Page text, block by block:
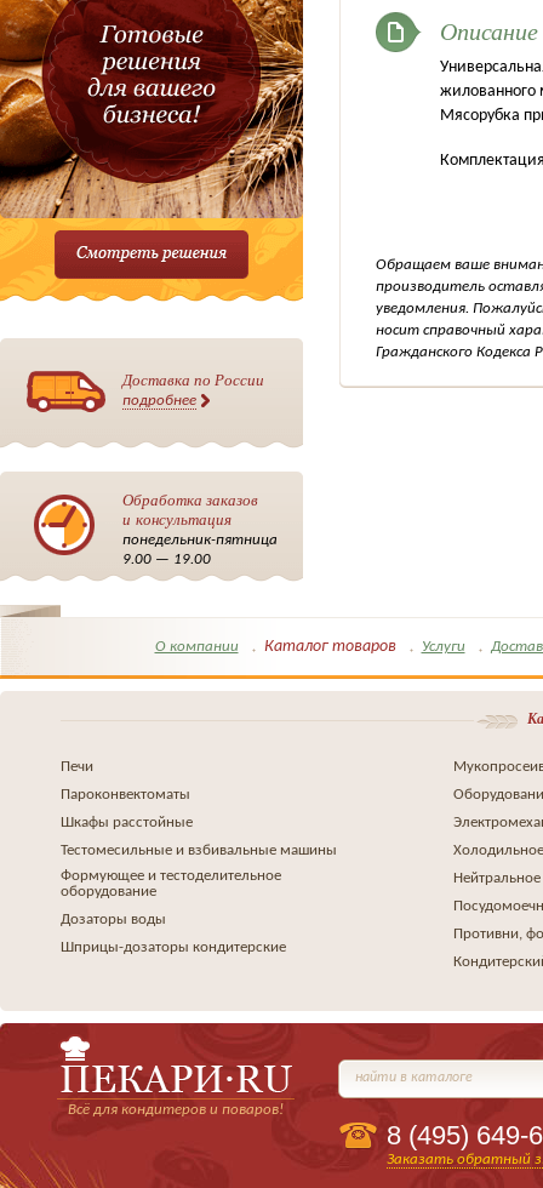
Описание
жилованного
Мясорубка
Обращаем ваше
производитель
уведомления.
носит справочный
Гражданского Кодекса
Доставка по России
подробнее
Обработка заказов
и консультация
понедельник-пятница
9.00 — 19.00
О компании Каталог товаров Услуги
Печи
Пароконвектоматы
Шкафы расстойные
Тестомесильные и взбивальные машины
Формующее и тестоделительное
оборудование
Дозаторы воды
Шприцы-дозаторы кондитерские
Противни,
Всё для кондитеров и поваров!
найти в каталоге
8 (495) 649-
Заказать обратный